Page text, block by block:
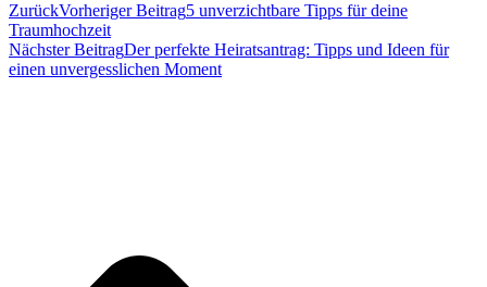
ZurückVorheriger Beitrag5 unverzichtbare Tipps für deine
Traumhochzeit
Nächster BeitragDer perfekte Heiratsantrag: Tipps und Ideen für
einen unvergesslichen Moment